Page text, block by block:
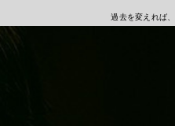
過去を変えれば